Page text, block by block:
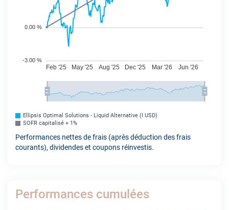
Ellipsis Optimal Solutions - Liquid Alternative (I USD)
SOFR capitalisé + 1%
Performances nettes de frais (après déduction des frais
courants), dividendes et coupons réinvestis.
Performances cumulées